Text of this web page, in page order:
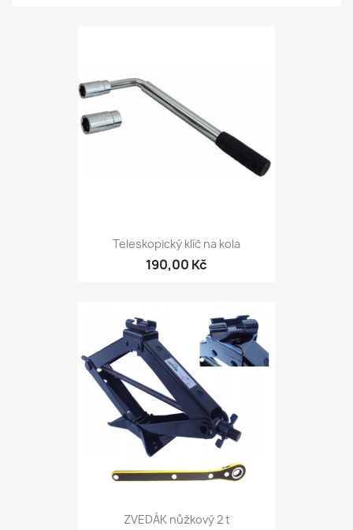
Teleskopický klíč na kola
190,00 Kč
ZVEDÁK nůžkový 2 t